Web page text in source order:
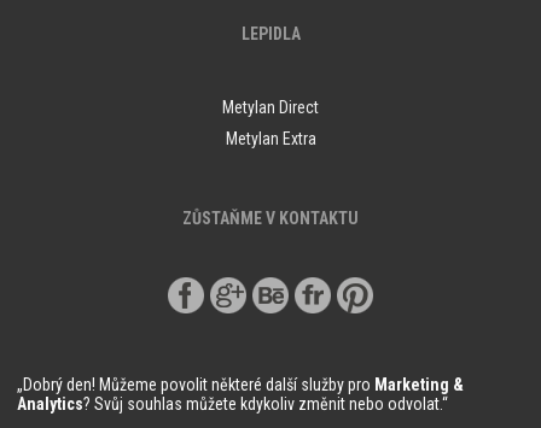
LEPIDLA
Metylan Direct
Metylan Extra
ZŮSTAŇME V KONTAKTU
„Dobrý den! Můžeme povolit některé další služby pro Marketing &
Analytics? Svůj souhlas můžete kdykoliv změnit nebo odvolat.“